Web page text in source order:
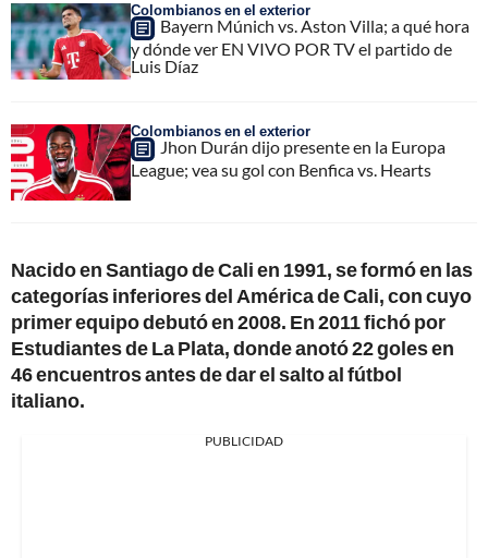
Colombianos en el exterior
Bayern Múnich vs. Aston Villa; a qué hora
y dónde ver EN VIVO POR TV el partido de
Luis Díaz
Colombianos en el exterior
Jhon Durán dijo presente en la Europa
League; vea su gol con Benfica vs. Hearts
Nacido en Santiago de Cali en 1991, se formó en las
categorías inferiores del América de Cali, con cuyo
primer equipo debutó en 2008. En 2011 fichó por
Estudiantes de La Plata, donde anotó 22 goles en
46 encuentros antes de dar el salto al fútbol
italiano.
PUBLICIDAD